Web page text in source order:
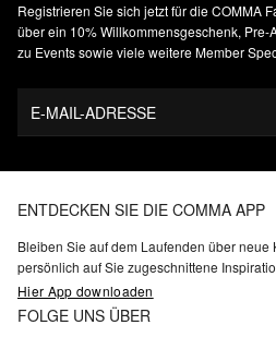
Registrieren Sie sich jetzt für die COMMA
über ein 10% Willkommensgeschenk,
zu Events sowie viele weitere Member
E-MAIL-ADRESSE
ENTDECKEN SIE DIE COMMA APP
Bleiben Sie auf dem Laufenden über
persönlich auf Sie zugeschnittene
Hier App downloaden
FOLGE UNS ÜBER